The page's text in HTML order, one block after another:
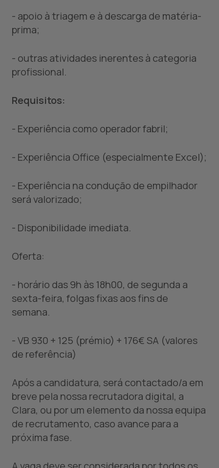
- apoio à triagem e à descarga de matéria-
prima;
- outras atividades inerentes à categoria
profissional.
Requisitos:
- Experiência como operador fabril;
- Experiência Office (especialmente Excel);
- Experiência na condução de empilhador
será valorizado;
- Disponibilidade imediata.
Oferta:
- horário das 9h às 18h00, de segunda a
sexta-feira, folgas fixas aos fins de
semana.
-VB 930 + 125 (prémio) + 176€ SA (valores
de referência)
Após a candidatura, será contactado/a em
breve pela nossa recrutadora digital, a
Clara, ou por um elemento da nossa equipa
de recrutamento, caso avance para a
próxima fase.